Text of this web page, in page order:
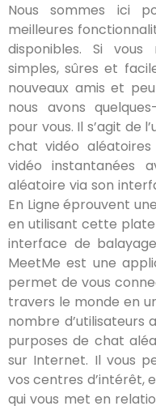
Nous sommes ici
meilleures
disponibles. Si
simples, sûres et
nouveaux amis et
nous avons
pour vous. Il s’agit de
chat vidéo
vidéo instantanées
aléatoire via son
En Ligne éprouvent
en utilisant cette
interface de
MeetMe est une
permet de vous
travers le monde en
nombre d’utilisateurs
purposes de chat
sur Internet. Il vous
vos centres d’intérêt,
qui vous met en